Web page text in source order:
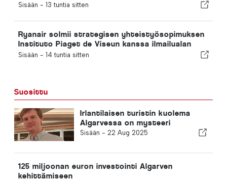
Sisään - 13 tuntia sitten
Ryanair solmii strategisen yhteistyösopimuksen
Instituto Piaget de Viseun kanssa ilmailualan
koulutuksen järjestämiseksi Portugalissa
Sisään - 14 tuntia sitten
Suosittu
Irlantilaisen turistin kuolema
Algarvessa on mysteeri
Sisään - 22 Aug 2025
125 miljoonan euron investointi Algarven
kehittämiseen